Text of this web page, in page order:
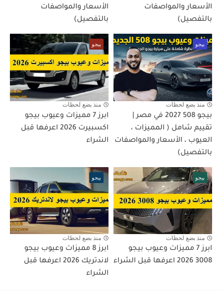
الأسعار والمواصفات
بالتفصيل)
الأسعار والمواصفات
بالتفصيل)
بيجو
منذ بضع لحظات
بيجو 508 2027 في مصر |
تقييم شامل ( المميزات ،
العيوب ، الأسعار والمواصفات
بالتفصيل)
بيجو
منذ بضع لحظات
ابرز 7 مميزات وعيوب بيجو
اكسبيرت 2026 اعرفها قبل
الشراء
بيجو
منذ بضع لحظات
ابرز 7 مميزات وعيوب بيجو
3008 2026 اعرفها قبل الشراء
بيجو
منذ بضع لحظات
ابرز 8 مميزات وعيوب بيجو
لاندتريك 2026 اعرفها قبل
الشراء